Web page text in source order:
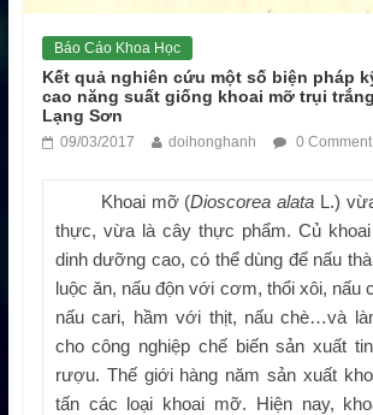
Báo Cáo Khoa Học
Kết quả nghiên cứu một số biện pháp
cao năng suất giống khoai mỡ trụi
Lạng Sơn
09/03/2017 doihonghanh 0 Comment
Khoai mỡ (Dioscorea alata L.)
thực, vừa là cây thực phẩm. Củ
dinh dưỡng cao, có thể dùng để nấu
luộc ăn, nấu độn với cơm, thổi xôi, nấu
nấu cari, hầm với thịt, nấu chè…và
cho công nghiệp chế biến sản xuất
rượu. Thế giới hàng năm sản xuất
tấn các loại khoai mỡ. Hiện nay,